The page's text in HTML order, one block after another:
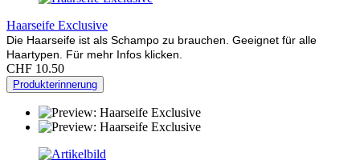
Haarseife Exclusive
Die Haarseife ist als Schampo zu brauchen. Geeignet für alle
Haartypen. Für mehr Infos klicken.
CHF 10.50
Produkterinnerung